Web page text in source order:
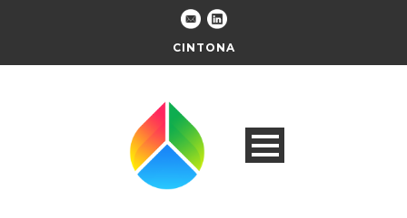
CINTONA